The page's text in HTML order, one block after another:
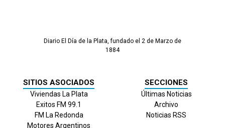
Diario El Día de la Plata, fundado el 2 de Marzo de
1884
SITIOS ASOCIADOS
Viviendas La Plata
Exitos FM 99.1
FM La Redonda
Motores Argentinos
SECCIONES
Últimas Noticias
Archivo
Noticias RSS